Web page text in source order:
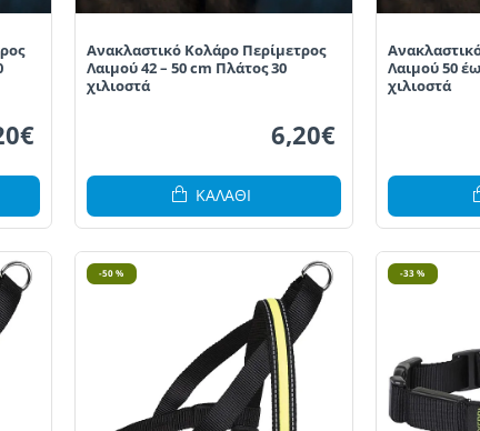
Ανακλαστικό Κολάρο Περίμετρος
Λαιμού 42 – 50 cm Πλάτος 30
χιλιοστά
6,20€
ΚΑΛΆΘΙ
Λαιμού 50
χιλιοστά
-50 % -33 %